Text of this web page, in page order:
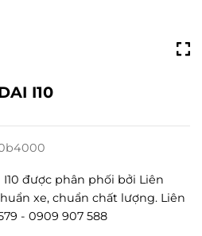
I10
được phân phối bởi Liên
xe, chuẩn chất lượng. Liên
- 0909 907 588